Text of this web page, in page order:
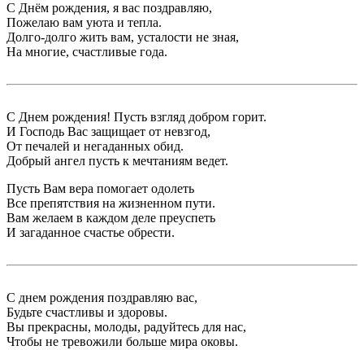
С Днём рождения, я вас поздравляю,
Пожелаю вам уюта и тепла.
Долго-долго жить вам, усталости не зная,
На многие, счастливые года.
С Днем рождения! Пусть взгляд добром горит.
И Господь Вас защищает от невзгод,
От печалей и негаданных обид.
Добрый ангел пусть к мечтаниям ведет.
Пусть Вам вера помогает одолеть
Все препятствия на жизненном пути.
Вам желаем в каждом деле преуспеть
И загаданное счастье обрести.
С днем рождения поздравляю вас,
Будьте счастливы и здоровы.
Вы прекрасны, молоды, радуйтесь для нас,
Чтобы не тревожили больше мира оковы.